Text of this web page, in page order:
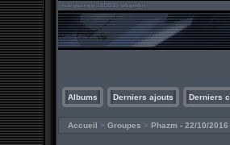
Albums Derniers ajouts Derniers
Accueil > Groupes > Phazm - 22/10/